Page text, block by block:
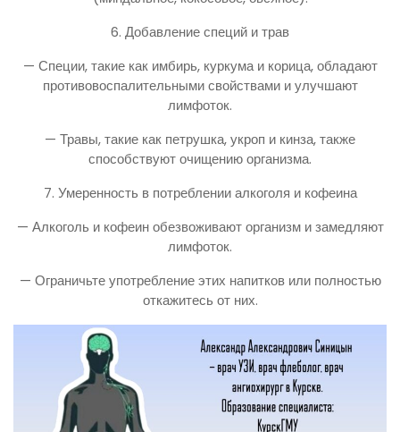
6. Добавление специй и трав
— Специи, такие как имбирь, куркума и корица, обладают
противовоспалительными свойствами и улучшают
лимфоток.
— Травы, такие как петрушка, укроп и кинза, также
способствуют очищению организма.
7. Умеренность в потреблении алкоголя и кофеина
— Алкоголь и кофеин обезвоживают организм и замедляют
лимфоток.
— Ограничьте употребление этих напитков или полностью
откажитесь от них.